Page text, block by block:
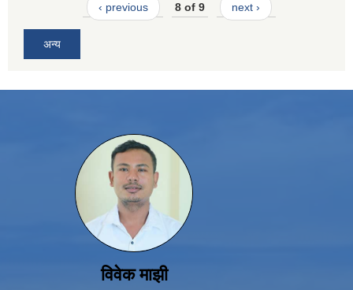
‹ previous 8 of 9 next ›
अन्य
विवेक माझी